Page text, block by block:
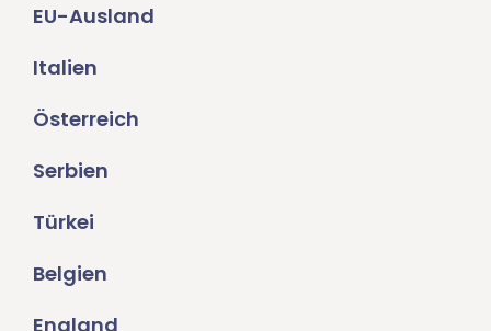
EU-Ausland
Italien
Österreich
Serbien
Türkei
Belgien
England